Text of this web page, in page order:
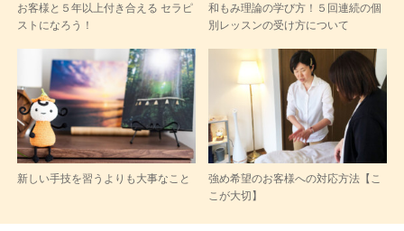
お客様と５年以上付き合える セラピ
ストになろう！
和もみ理論の学び方！５回連続の個
別レッスンの受け方について
新しい手技を習うよりも大事なこと
強め希望のお客様への対応方法【こ
こが大切】